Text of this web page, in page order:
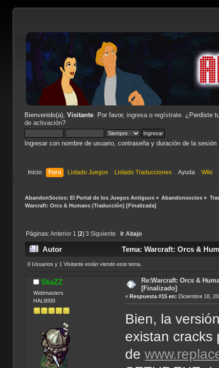
Bienvenido(a), Visitante. Por favor, ingresao regístrate. ¿Perdiste
de activación?
Ingresar con nombre de usuario, contraseña y duración de la sesión
Inicio Foro Listado Juegos Listado Traducciones Ayuda Wiki
AbandonSocios: El Portal de los Juegos Antiguos» Abandonsocios »
Warcraft: Orcs & Humans (Traducción) [Finalizada]
Páginas:Anterior 1 [2] 3 Siguiente Ir Abajo
Autor Tema: Warcraft: Orcs &
0 Usuarios y 1 Visitante están viendo este tema.
SkaZZ
Webmasters
HAL9000
Re:Warcraft: Orcs &
[Finalizado]
«Respuesta #15 en: Diciembre 18,
Bien, la
existan cracks
de